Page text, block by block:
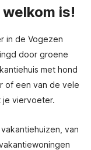
is!
in de Vogezen
door groene
met hond
of een van de vele
je viervoeter.
van